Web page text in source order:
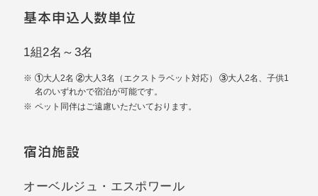
基本申込人数単位
1組2名～3名
①大人2名 ②大人3名（エクストラベット対応） ③大人2名、子供1
名のいずれかで宿泊が可能です。
ペット同伴はご遠慮いただいております。
宿泊施設
オーベルジュ・エスポワール